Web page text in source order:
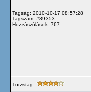
Tagság: 2010-10-17 08:57:28
Tagszám: #89353
Hozzászólások: 767
Törzstag